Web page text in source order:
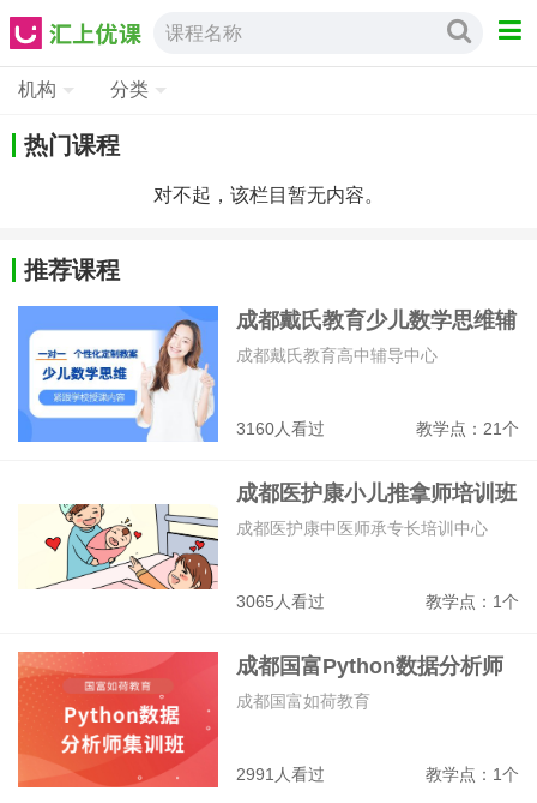
课程名称
机构 分类
热门课程
对不起，该栏目暂无内容。
推荐课程
成都戴氏教育少儿数学思维辅
导班
3160人看过 教学点：21个
成都戴氏教育高中辅导中心
成都医护康小儿推拿师培训班
3065人看过 教学点：1个
成都医护康中医师承专长培训中心
成都国富Python数据分析师
集训班
2991人看过 教学点：1个
成都国富如荷教育